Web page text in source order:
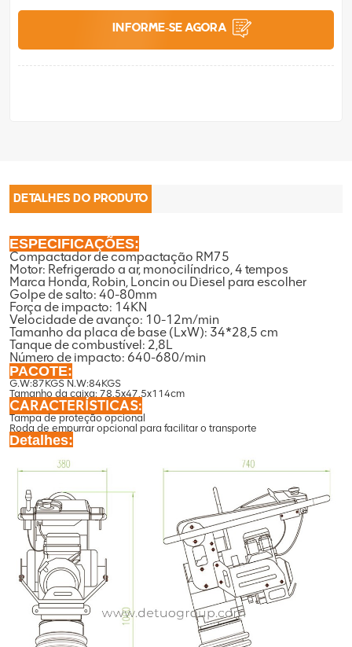
INFORME-SE AGORA
DETALHES DO PRODUTO
ESPECIFICAÇÕES:
Compactador de compactação RM75
Motor: Refrigerado a ar, monocilíndrico, 4 tempos
Marca Honda, Robin, Loncin ou Diesel para escolher
Golpe de salto: 40-80mm
Força de impacto: 14KN
Velocidade de avanço: 10-12m/min
Tamanho da placa de base (LxW): 34*28,5 cm
Tanque de combustível: 2,8L
Número de impacto: 640-680/min
PACOTE:
G.W:87KGS N.W:84KGS
Tamanho da caixa: 78,5x47,5x114cm
CARACTERÍSTICAS:
Tampa de proteção opcional
Roda de empurrar opcional para facilitar o transporte
Detalhes: